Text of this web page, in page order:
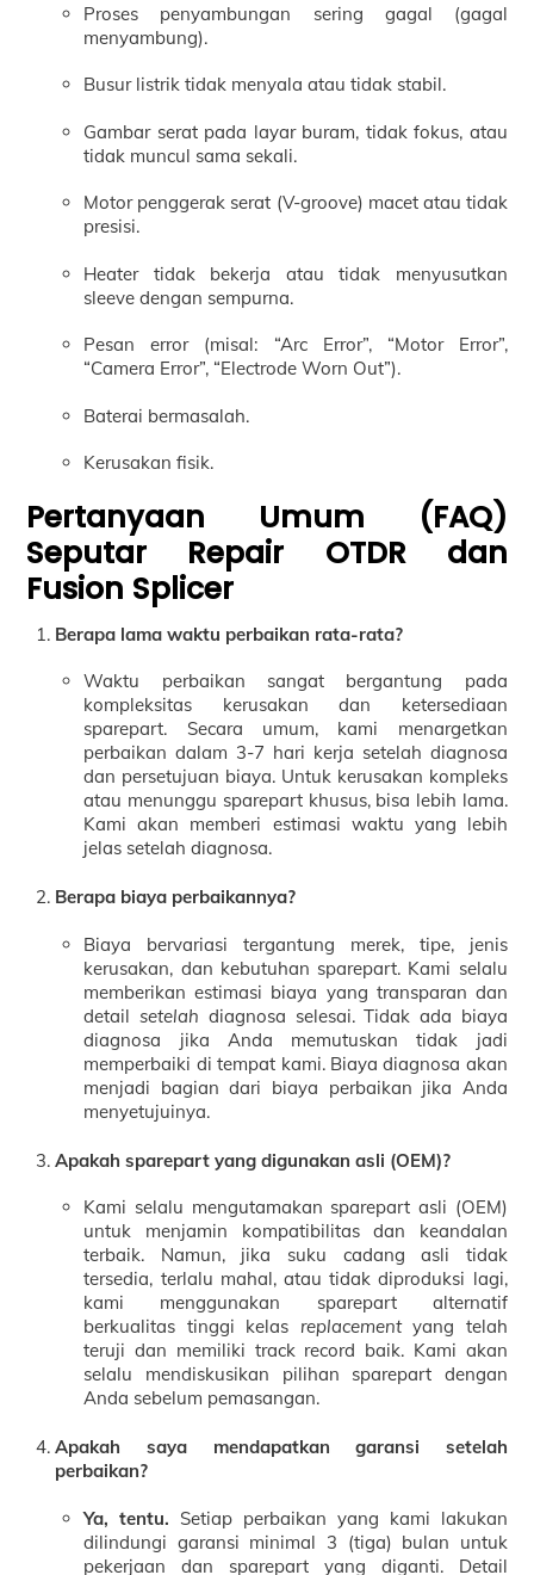
Proses penyambungan sering gagal (gagal
menyambung).
Busur listrik tidak menyala atau tidak stabil.
Gambar serat pada layar buram, tidak fokus, atau
tidak muncul sama sekali.
Motor penggerak serat (V-groove) macet atau tidak
presisi.
Heater tidak bekerja atau tidak menyusutkan
sleeve dengan sempurna.
Pesan error (misal: “Arc Error”, “Motor Error”,
“Camera Error”, “Electrode Worn Out”).
Baterai bermasalah.
Kerusakan fisik.
Pertanyaan Umum (FAQ)
Seputar Repair OTDR dan
Fusion Splicer
Berapa lama waktu perbaikan rata-rata?
Waktu perbaikan sangat bergantung pada
kompleksitas kerusakan dan ketersediaan
sparepart. Secara umum, kami menargetkan
perbaikan dalam 3-7 hari kerja setelah diagnosa
dan persetujuan biaya. Untuk kerusakan kompleks
atau menunggu sparepart khusus, bisa lebih lama.
Kami akan memberi estimasi waktu yang lebih
jelas setelah diagnosa.
Berapa biaya perbaikannya?
Biaya bervariasi tergantung merek, tipe, jenis
kerusakan, dan kebutuhan sparepart. Kami selalu
memberikan estimasi biaya yang transparan dan
detailsetelah diagnosa selesai. Tidak ada biaya
diagnosa jika Anda memutuskan tidak jadi
memperbaiki di tempat kami. Biaya diagnosa akan
menjadi bagian dari biaya perbaikan jika Anda
menyetujuinya.
Apakah sparepart yang digunakan asli (OEM)?
Kami selalu mengutamakan sparepart asli (OEM)
untuk menjamin kompatibilitas dan keandalan
terbaik. Namun, jika suku cadang asli tidak
tersedia, terlalu mahal, atau tidak diproduksi lagi,
kami menggunakan sparepart alternatif
berkualitas tinggi kelas replacementyang telah
teruji dan memiliki track record baik. Kami akan
selalu mendiskusikan pilihan sparepart dengan
Anda sebelum pemasangan.
Apakah saya mendapatkan garansi setelah
perbaikan?
Ya, tentu. Setiap perbaikan yang kami lakukan
dilindungi garansi minimal 3 (tiga) bulan untuk
pekerjaan dan sparepart yang diganti. Detail